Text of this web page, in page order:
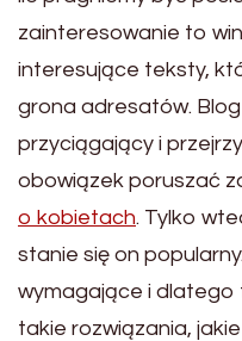
zainteresowanie to
interesujące teksty,
grona adresatów.
przyciągający i
obowiązek poruszać
o kobietach. Tylko
stanie się on
wymagające i
takie rozwiązania,